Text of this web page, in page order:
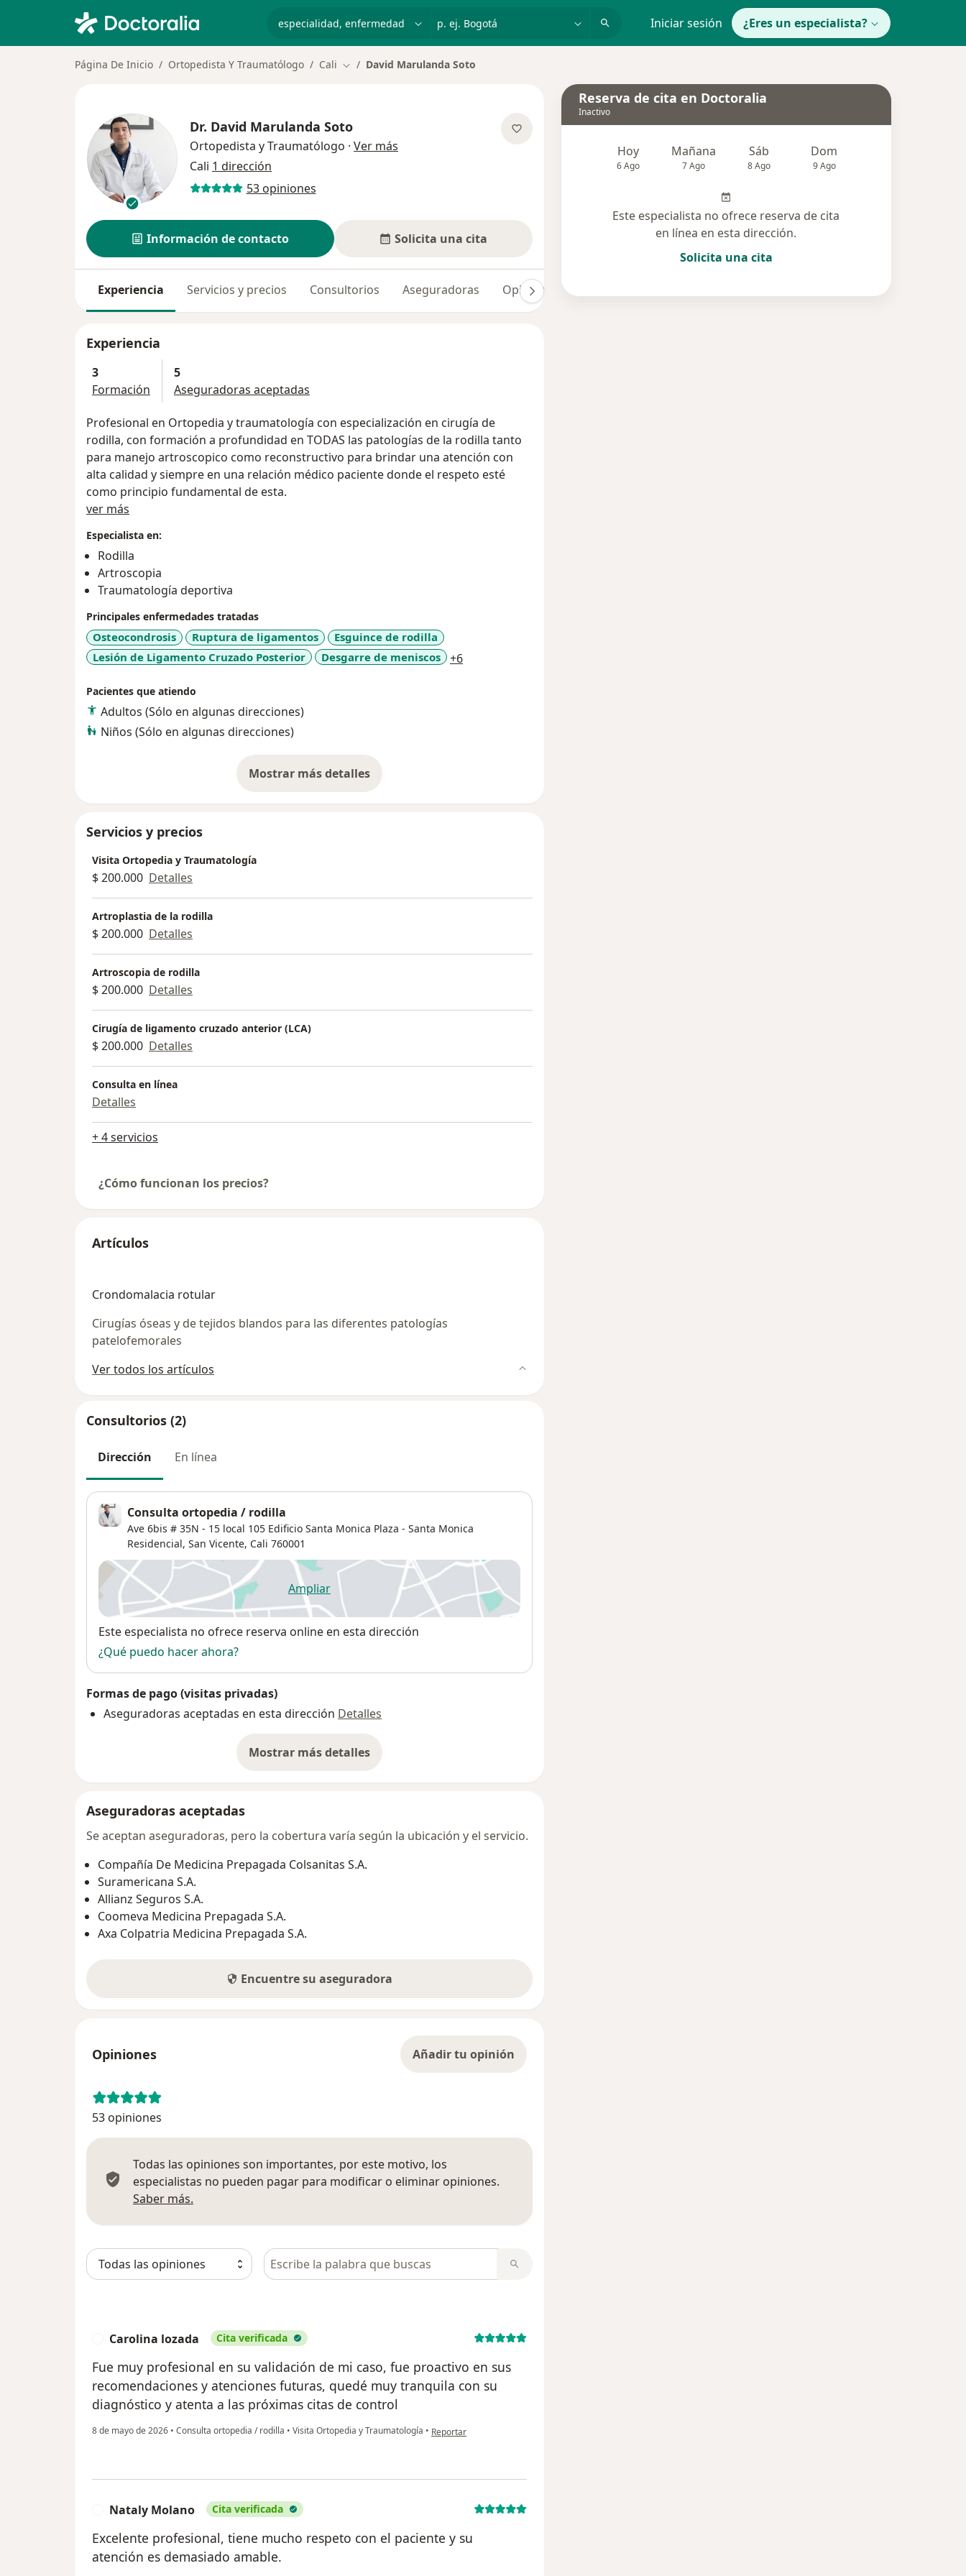
p. ej. Bogotá Iniciar sesión ¿Eres un especialista?
Página De Inicio Ortopedista Y Traumatólogo Cali Cambiar de ciudad
David Marulanda Soto
Dr. David Marulanda Soto
Ortopedista y Traumatólogo · Ver más
Cali 1 dirección
53 opiniones
Información de contacto Solicita una cita
Experiencia Servicios y precios Consultorios Aseguradoras Opiniones (53)
Experiencia
3
Formación
5
Aseguradoras aceptadas
Profesional en Ortopedia y traumatología con especialización en cirugía de
rodilla, con formación a profundidad en TODAS las patologías de la rodilla tanto
para manejo artroscopico como reconstructivo para brindar una atención con
alta calidad y siempre en una relación médico paciente donde el respeto esté
como principio fundamental de esta.
ver más
Especialista en:
Rodilla
Artroscopia
Traumatología deportiva
Principales enfermedades tratadas
Osteocondrosis Ruptura de ligamentos
Esguince de rodilla
Lesión de Ligamento Cruzado Posterior
Desgarre de meniscos +6a11y_sr_more_diseases
Pacientes que atiendo
Adultos (Sólo en algunas direcciones)
Niños (Sólo en algunas direcciones)
Mostrar más detalles
sobre la experiencia
Servicios y precios
Visita Ortopedia y Traumatología
$ 200.000 Detalles
Artroplastia de la rodilla
$ 200.000 Detalles
Artroscopia de rodilla
$ 200.000 Detalles
Cirugía de ligamento cruzado anterior (LCA)
$ 200.000 Detalles
Consulta en línea
Detalles
+ 4 servicios
¿Cómo funcionan los precios?
Artículos
Crondomalacia rotular
Cirugías óseas y de tejidos blandos para las diferentes patologías
patelofemorales
Ver todos los artículos
Consultorios (2)
Dirección En línea
Consulta ortopedia / rodilla
Ave 6bis # 35N - 15 local 105 Edificio Santa Monica Plaza - Santa Monica
Residencial, San Vicente, Cali 760001
Ampliarse abre en una nueva pestaña
Disponibilidad
Este especialista no ofrece reserva online en esta dirección
¿Qué puedo hacer ahora?
Formas de pago (visitas privadas)
Aseguradoras aceptadas en esta dirección Detalles
Mostrar más detalles
sobre la dirección
Aseguradoras aceptadas
Se aceptan aseguradoras, pero la cobertura varía según la ubicación y el servicio.
Compañía De Medicina Prepagada Colsanitas S.A.
Suramericana S.A.
Allianz Seguros S.A.
Coomeva Medicina Prepagada S.A.
Axa Colpatria Medicina Prepagada S.A.
Encuentre su aseguradora
Opiniones Añadir tu opinión
53 opiniones
Todas las opiniones son importantes, por este motivo, los
especialistas no pueden pagar para modificar o eliminar opiniones.
Saber más.
Busca en opiniones
Carolina lozada Cita verificada
Fue muy profesional en su validación de mi caso, fue proactivo en sus
recomendaciones y atenciones futuras, quedé muy tranquila con su
diagnóstico y atenta a las próximas citas de control
8 de mayo de 2026 • Consulta ortopedia / rodilla • Visita Ortopedia y Traumatología • en opinión del usuario Carolina lozada
Reportar
Nataly Molano Cita verificada
Excelente profesional, tiene mucho respeto con el paciente y su
atención es demasiado amable.
Reserva de cita en Doctoralia
Inactivo
Hoy
6 Ago
Mañana
7 Ago
Sáb
8 Ago
Dom
9 Ago
Este especialista no ofrece reserva de cita
en línea en esta dirección.
Solicita una cita